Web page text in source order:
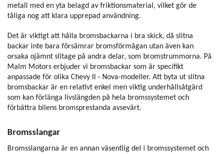
metall med en yta belagd av friktionsmaterial, vilket gör de
tåliga nog att klara upprepad användning.
Det är viktigt att hålla bromsbackarna i bra skick, då slitna
backar inte bara försämrar bromsförmågan utan även kan
orsaka ojämnt slitage på andra delar, som bromstrummorna. På
Malm Motors erbjuder vi bromsbackar som är specifikt
anpassade för olika Chevy II - Nova-modeller. Att byta ut slitna
bromsbackar är en relativt enkel men viktig underhållsåtgärd
som kan förlänga livslängden på hela bromssystemet och
förbättra bilens bromsprestanda avsevärt.
Bromsslangar
Bromsslangarna är en annan väsentlig del i bromssystemet och